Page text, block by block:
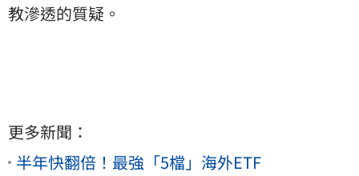
教滲透的質疑。
更多新聞：
半年快翻倍！最強「5檔」海外ETF